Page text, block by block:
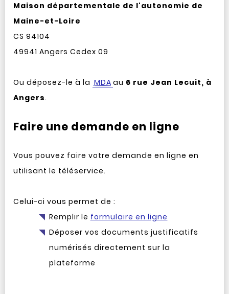
Maison départementale de l'autonomie de
Maine-et-Loire
CS 94104
49941 Angers Cedex 09
Ou déposez-le à la MDA au 6 rue Jean Lecuit, à
Angers.
Faire une demande en ligne
Vous pouvez faire votre demande en ligne en
utilisant le téléservice.
Celui-ci vous permet de :
Remplir le formulaire en ligne
Déposer vos documents justificatifs
numérisés directement sur la
plateforme